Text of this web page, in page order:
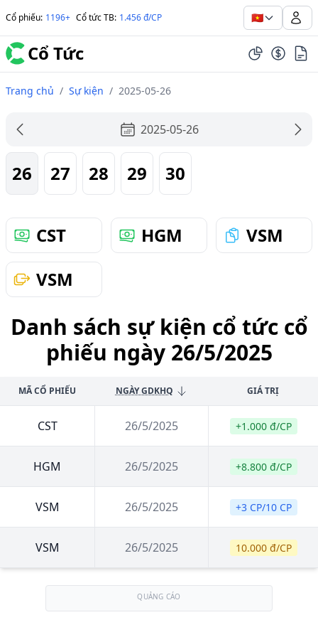
Cổ phiếu: 1196+ Cổ tức TB: 1.456 đ/CP 🇻🇳
Cổ Tức
Trang chủ / Sự kiện / 2025-05-26
2025-05-26
26 27 28 29 30
CST HGM
VSM
VSM
Danh sách sự kiện cổ tức cổ
phiếu ngày 26/5/2025
MÃ CỔ PHIẾU NGÀY GDKHQ GIÁ TRỊ
CST 26/5/2025 +1.000 đ/CP
HGM 26/5/2025 +8.800 đ/CP
VSM 26/5/2025 +3 CP/10 CP
VSM 26/5/2025 10.000 đ/CP
QUẢNG CÁO